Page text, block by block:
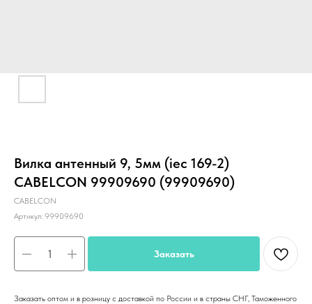
Вилка антенный 9, 5мм (iec 169-2)
CABELCON 99909690 (99909690)
CABELCON
Артикул: 99909690
Заказать
Заказать оптом и в розницу с доставкой по России и в страны СНГ, Таможенного